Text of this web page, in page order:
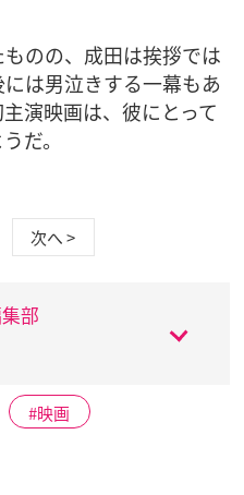
のの、成田は挨拶では
は男泣きする一幕もあ
演映画は、彼にとって
だ。
次へ >
部
映画